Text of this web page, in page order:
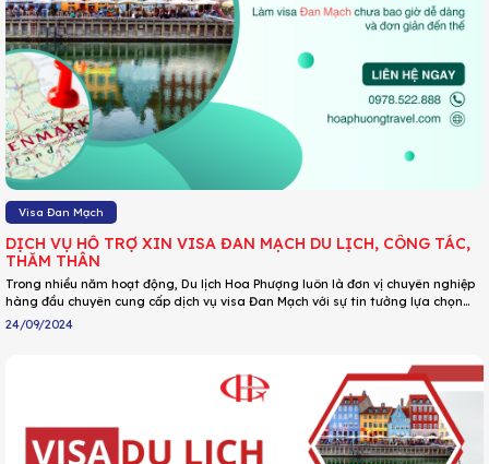
Visa Đan Mạch
DỊCH VỤ HỖ TRỢ XIN VISA ĐAN MẠCH DU LỊCH, CÔNG TÁC,
THĂM THÂN
Trong nhiều năm hoạt động, Du lịch Hoa Phượng luôn là đơn vị chuyên nghiệp
hàng đầu chuyên cung cấp dịch vụ visa Đan Mạch với sự tin tưởng lựa chọn
của hàng ngàn khách hàng. Tự hào là đơn vị hàng đầu trong lĩnh vực làm
visa Đan Mạch, DU LỊCH HOA PHƯỢNG cam kết sẽ đưa ra các giải pháp phù
24/09/2024